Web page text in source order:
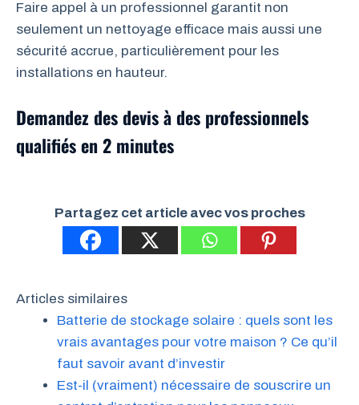
Faire appel à un professionnel garantit non
seulement un nettoyage efficace mais aussi une
sécurité accrue, particulièrement pour les
installations en hauteur.
Demandez des devis à des professionnels
qualifiés en 2 minutes
Partagez cet article avec vos proches
Articles similaires
Batterie de stockage solaire : quels sont les
vrais avantages pour votre maison ? Ce qu’il
faut savoir avant d’investir
Est-il (vraiment) nécessaire de souscrire un